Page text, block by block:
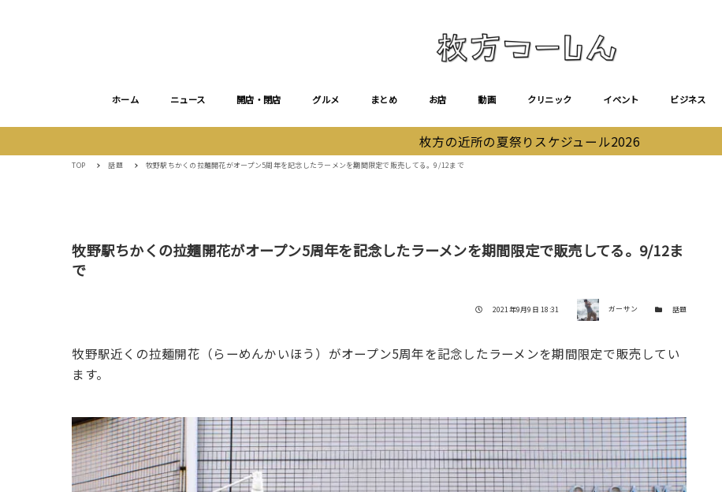
ホーム ニュース 開店・閉店 グルメ まとめ お店 動画 クリニック イベント ビジネス
枚方の近所の夏祭りスケジュール2026
TOP 話題 牧野駅ちかくの拉麺開花がオープン5周年を記念したラーメンを期間限定で販売してる。9/12まで
牧野駅ちかくの拉麺開花がオープン5周年を記念したラーメンを期間限定で販売してる。9/12ま
で
投稿日
2021年9月9日 18:31 著者 ガーサン カテゴリー
話題
牧野駅近くの拉麺開花（らーめんかいほう）がオープン5周年を記念したラーメンを期間限定で販売してい
ます。